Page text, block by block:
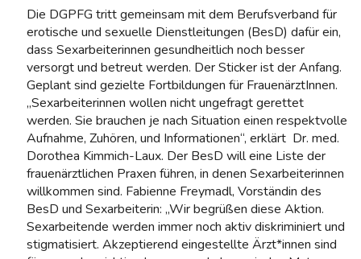
Die DGPFG tritt gemeinsam mit dem Berufsverband für
erotische und sexuelle Dienstleitungen (BesD) dafür ein,
dass Sexarbeiterinnen gesundheitlich noch besser
versorgt und betreut werden. Der Sticker ist der Anfang.
Geplant sind gezielte Fortbildungen für FrauenärztInnen.
„Sexarbeiterinnen wollen nicht ungefragt gerettet
werden. Sie brauchen je nach Situation einen respektvolle
Aufnahme, Zuhören, und Informationen“, erklärt Dr. med.
Dorothea Kimmich-Laux. Der BesD will eine Liste der
frauenärztlichen Praxen führen, in denen Sexarbeiterinnen
willkommen sind. Fabienne Freymadl, Vorständin des
BesD und Sexarbeiterin: „Wir begrüßen diese Aktion.
Sexarbeitende werden immer noch aktiv diskriminiert und
stigmatisiert. Akzeptierend eingestellte Ärzt*innen sind